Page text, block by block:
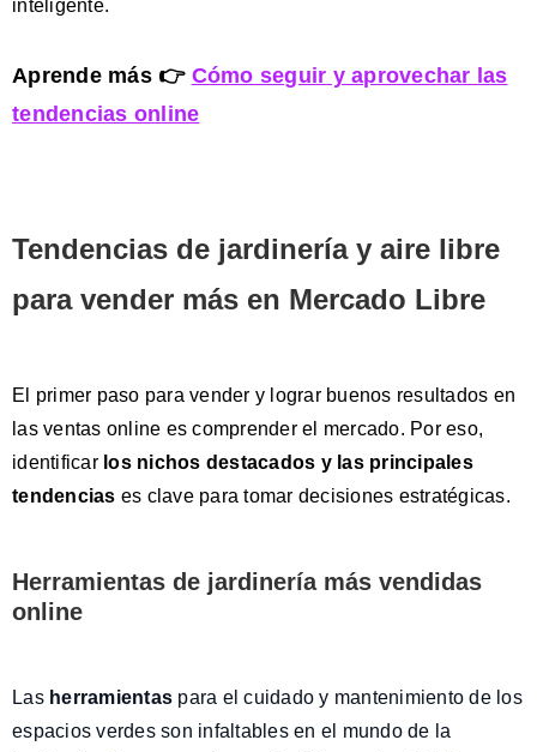
inteligente.
Aprende más 👉 Cómo seguir y aprovechar las
tendencias online
Tendencias de jardinería y aire libre
para vender más en Mercado Libre
El primer paso para vender y lograr buenos resultados en
las ventas online es comprender el mercado. Por eso,
identificarlos nichos destacados y las principales
tendencias es clave para tomar decisiones estratégicas.
Herramientas de jardinería más vendidas
online
Las herramientas para el cuidado y mantenimiento de los
espacios verdes son infaltables en el mundo de la